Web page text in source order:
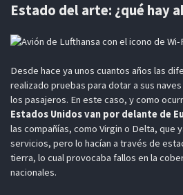
Estado del arte: ¿qué hay
Desde hace ya unos cuantos años las
realizado pruebas para dotar a sus
los pasajeros. En este caso, y como
Estados Unidos van por delante de
las compañías, como Virgin o Delta, que
servicios, pero lo hacían a través de
tierra, lo cual provocaba fallos en la
nacionales.